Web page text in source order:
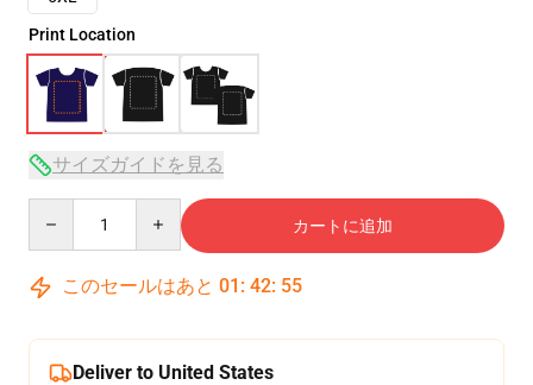
Print Location
サイズガイドを見る
カートに追加
このセールはあと 01 : 42: 54
Deliver to United States